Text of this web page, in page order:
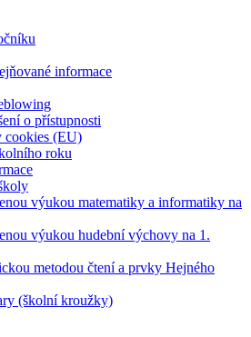
informace
o přístupnosti
cookies (EU)
roku
výukou matematiky a informatiky na
výukou hudební výchovy na 1.
metodou čtení a prvky Hejného
(školní kroužky)